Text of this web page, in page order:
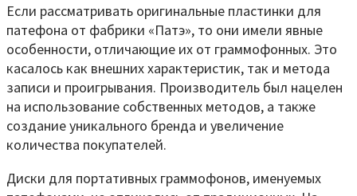
Если рассматривать оригинальные пластинки для
патефона от фабрики «Патэ», то они имели явные
особенности, отличающие их от граммофонных. Это
касалось как внешних характеристик, так и метода
записи и проигрывания. Производитель был нацелен
на использование собственных методов, а также
создание уникального бренда и увеличение
количества покупателей.
Диски для портативных граммофонов, именуемых